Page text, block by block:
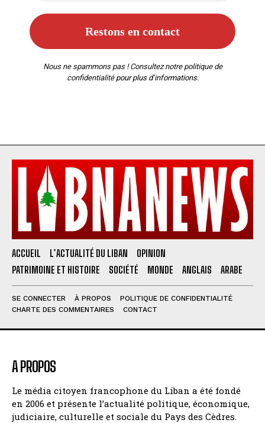
Nous ne spammons pas ! Consultez notre politique de
confidentialitépour plus d’informations.
ACCUEIL L’ACTUALITÉ DU LIBAN
OPINION
PATRIMOINE ET HISTOIRE
SOCIÉTÉ MONDE ANGLAIS ARABE
SE CONNECTER À PROPOS
POLITIQUE DE CONFIDENTIALITÉ
CHARTE DES COMMENTAIRES
CONTACT
A PROPOS
Le média citoyen francophone du Liban a été fondé
en 2006 et présente l’actualité politique, économique,
judiciaire, culturelle et sociale du Pays des Cèdres.